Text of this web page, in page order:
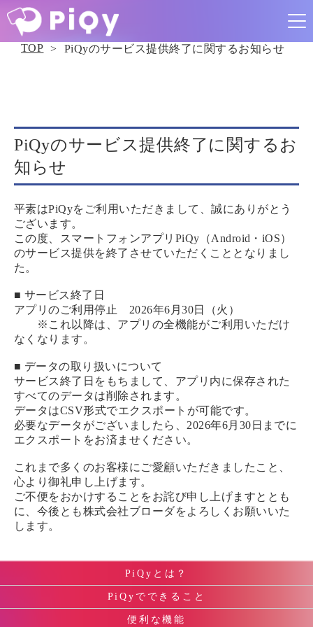
名刺作成
交換・名
刺管理が
できるデ
ジタル名
刺作成ア
プリ
TOP PiQyのサービス提供終了に関するお知らせ
PiQyのサービス提供終了に関するお
知らせ
平素はPiQyをご利用いただきまして、誠にありがとう
ございます。
この度、スマートフォンアプリPiQy（Android・iOS）
のサービス提供を終了させていただくこととなりまし
た。
■ サービス終了日
アプリのご利用停止 2026年6月30日（火）
※これ以降は、アプリの全機能がご利用いただけ
なくなります。
■ データの取り扱いについて
サービス終了日をもちまして、アプリ内に保存された
すべてのデータは削除されます。
データはCSV形式でエクスポートが可能です。
必要なデータがございましたら、2026年6月30日までに
エクスポートをお済ませください。
これまで多くのお客様にご愛顧いただきましたこと、
心より御礼申し上げます。
ご不便をおかけすることをお詫び申し上げますととも
に、今後とも株式会社ブローダをよろしくお願いいた
します。
PiQyとは？
PiQyでできること
便利な機能